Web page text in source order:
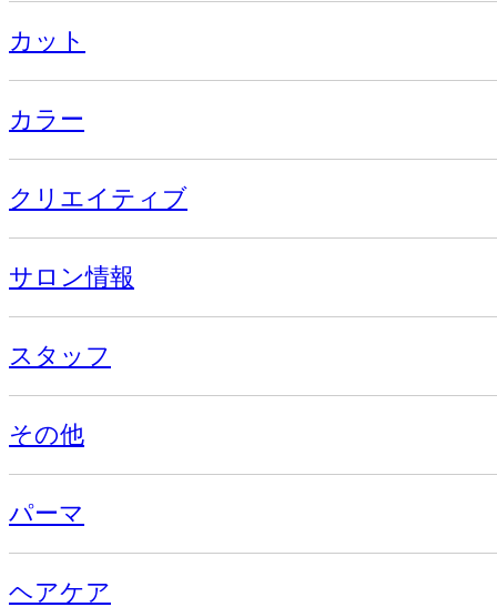
カット
カラー
クリエイティブ
サロン情報
スタッフ
その他
パーマ
ヘアケア